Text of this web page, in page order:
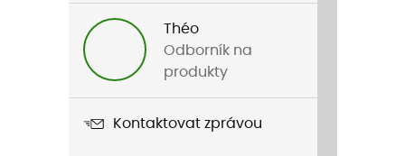
Název produktu
Free Sanremo 3 Suit Short Sleeve
Théo
Odborník na
produkty
Kontaktovat zprávou